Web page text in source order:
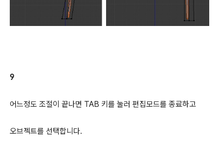
9
어느정도 조절이 끝나면 TAB 키를 눌러 편집모드를 종료하고
오브젝트를 선택합니다.